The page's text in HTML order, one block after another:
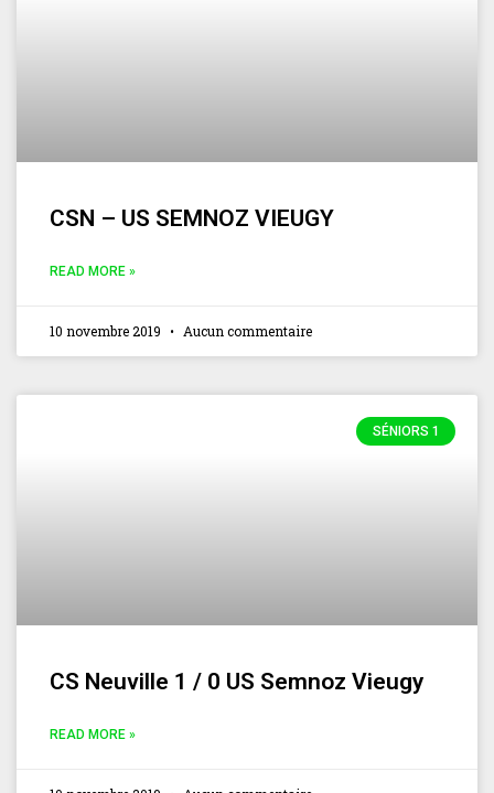
CSN – US SEMNOZ VIEUGY
READ MORE »
10 novembre 2019 Aucun commentaire
SÉNIORS 1
CS Neuville 1 / 0 US Semnoz Vieugy
READ MORE »